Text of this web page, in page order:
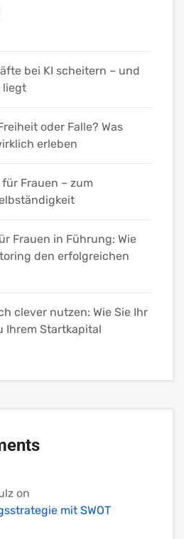
bei KI scheitern – und
liegt
oder Falle? Was
erleben
Frauen – zum
Frauen in Führung: Wie
den erfolgreichen
clever nutzen: Wie Sie Ihr
Ihrem Startkapital
on
mit SWOT